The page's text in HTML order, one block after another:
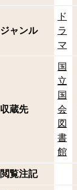
ジャンル
ド
ラ
マ
収蔵先
国
立
国
会
図
書
館
閲覧注記